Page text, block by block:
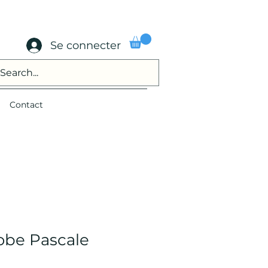
Se connecter
Contact
Pascale